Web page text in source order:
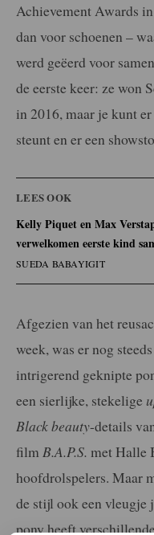
Achievement Awards
dan voor schoenen –
werd geëerd voor
de eerste keer: ze won
in 2016, maar je kunt
steunt en er een
LEES OOK
Kelly Piquet en Max
verwelkomen eerste kind
SUEDA BABAYIGIT
Afgezien van het
week, was er nog
intrigerend geknipte
een sierlijke, stekelige
Black beauty-details
film B.A.P.S. met Halle
hoofdrolspelers. Maar
de stijl ook een vleugje
pony heeft